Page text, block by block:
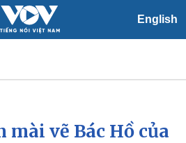
English
Xã hội
mài vẽ Bác Hồ của